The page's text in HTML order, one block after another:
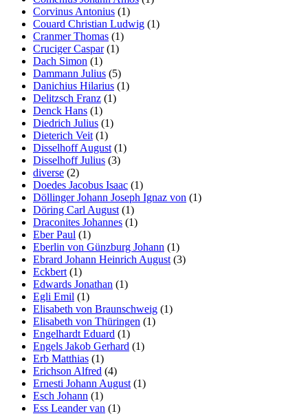
Corvinus Antonius (1)
Couard Christian Ludwig (1)
Cranmer Thomas (1)
Cruciger Caspar(1)
Dach Simon (1)
Dammann Julius (5)
Danichius Hilarius (1)
Delitzsch Franz (1)
Denck Hans (1)
Diedrich Julius (1)
Dieterich Veit (1)
Disselhoff August (1)
Disselhoff Julius (3)
diverse (2)
Doedes Jacobus Isaac (1)
Döllinger Johann Joseph Ignaz von (1)
Döring Carl August (1)
Draconites Johannes (1)
Eber Paul (1)
Eberlin von Günzburg Johann (1)
Ebrard Johann Heinrich August (3)
Eckbert (1)
Edwards Jonathan (1)
Egli Emil (1)
Elisabeth von Braunschweig (1)
Elisabeth von Thüringen (1)
Engelhardt Eduard (1)
Engels Jakob Gerhard (1)
Erb Matthias (1)
Erichson Alfred (4)
Ernesti Johann August (1)
Esch Johann (1)
Ess Leander van (1)